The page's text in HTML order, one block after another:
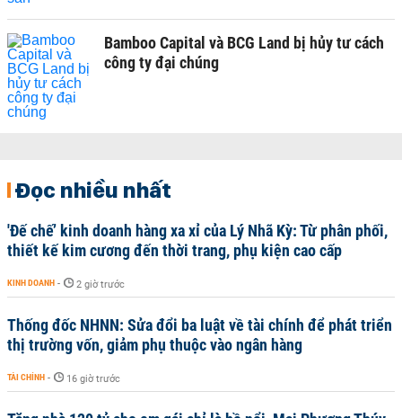
Bamboo Capital và BCG Land bị hủy tư cách
công ty đại chúng
Đọc nhiều nhất
'Đế chế’ kinh doanh hàng xa xỉ của Lý Nhã Kỳ: Từ phân phối,
thiết kế kim cương đến thời trang, phụ kiện cao cấp
KINH DOANH - 2 giờ trước
Thống đốc NHNN: Sửa đổi ba luật về tài chính để phát triển
thị trường vốn, giảm phụ thuộc vào ngân hàng
TÀI CHÍNH - 16 giờ trước